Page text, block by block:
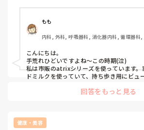
もも
内科, 外科, 呼吸器科, 消化器内科, 循環器科,
外科, 消化器外科
こんにちは。
手荒れひどいですよね〜この時期(泣)
私は市販のatrixシリーズを使っています
ドミルクを使っていて、持ち歩き用にビュ
前に手荒れが酷すぎて、指の関節などが血
回答をもっと見る
健康・美容